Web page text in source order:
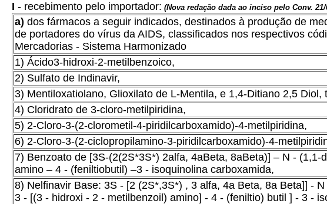
I - recebimento pelo importador: (Nova redação dada ao inciso pelo Conv. 21/
a) dos fármacos a seguir indicados, destinados à produção de
de portadores do vírus da AIDS, classificados nos respectivos
Mercadorias - Sistema Harmonizado
1) Ácido3-hidroxi-2-metilbenzoico,
2) Sulfato de Indinavir,
3) Mentiloxatiolano, Glioxilato de L-Mentila, e 1,4-Ditiano 2,5 Diol,
4) Cloridrato de 3-cloro-metilpiridina,
5) 2-Cloro-3-(2-clorometil-4-piridilcarboxamido)-4-metilpiridina,
6) 2-Cloro-3-(2-ciclopropilamino-3-piridilcarboxamido)-4-
7) Benzoato de [3S-(2(2S*3S*) 2alfa, 4aBeta, 8aBeta)] – N -
amino – 4 - (feniltiobutil) –3 - isoquinolina carboxamida,
8) Nelfinavir Base: 3S - [2 (2S*,3S*) , 3 alfa, 4a Beta, 8a Beta]] -
3 - [(3 - hidroxi - 2 - metilbenzoil) amino] - 4 - (feniltio) butil ] - 3 -